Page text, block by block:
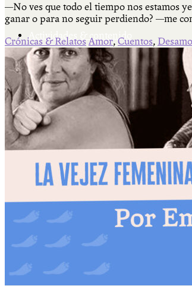
Actividades & contenido
AJÍ EN YOUTUBE
Universidad Experimental 2022-
Feria del Libro Venado Tuerto
Facultad Libre Venado Tuerto
Cátedra Bailable 2018
—No ves que todo el tiempo nos estamos
ganar o para no seguir perdiendo? —me
Crónicas & Relatos Amor, Cuentos,